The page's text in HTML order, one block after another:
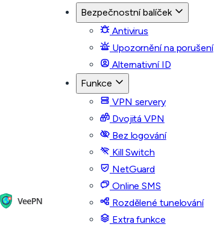
Bezpečnostní balíček
Antivirus
Upozornění na porušení
Alternativní ID
Funkce
VPN servery
Dvojitá VPN
Bez logování
Kill Switch
NetGuard
Online SMS
Rozdělené tunelování
Extra funkce